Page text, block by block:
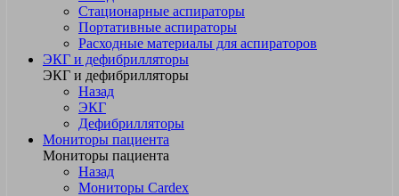
Стационарные аспираторы
Портативные аспираторы
Расходные материалы для аспираторов
ЭКГ и дефибрилляторы
ЭКГ и дефибрилляторы
Назад
ЭКГ
Дефибрилляторы
Мониторы пациента
Мониторы пациента
Назад
Мониторы Cardex